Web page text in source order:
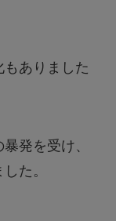
ありました
発を受け、
た。